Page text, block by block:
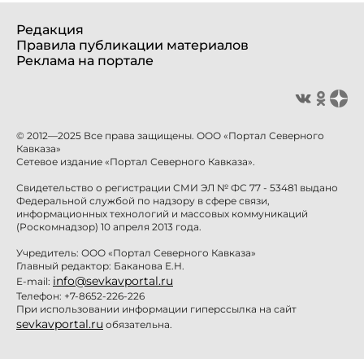
Редакция
Правила публикации материалов
Реклама на портале
© 2012—2025 Все права защищены. ООО «Портал Северного
Кавказа»
Сетевое издание «Портал Северного Кавказа».
Свидетельство о регистрации СМИ ЭЛ № ФС 77 - 53481 выдано
Федеральной службой по надзору в сфере связи,
информационных технологий и массовых коммуникаций
(Роскомнадзор) 10 апреля 2013 года.
Учредитель: ООО «Портал Северного Кавказа»
Главный редактор: Баканова Е.Н.
E-mail: info@sevkavportal.ru
Телефон: +7-8652-226-226
При использовании информации гиперссылка на сайт
sevkavportal.ru обязательна.